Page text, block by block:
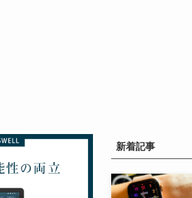
新着記事